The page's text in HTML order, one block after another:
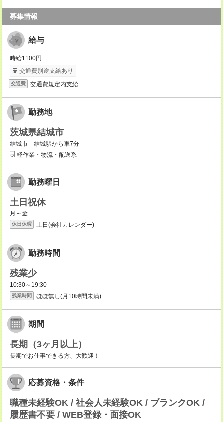
募集情報
給与
時給1100円
交通費別途支給あり
交通費 交通費規定内支給
勤務地
茨城県結城市
結城市 結城駅から車7分
軽作業・物流・配送系
勤務曜日
土日祝休
月～金
休日休暇 土日(会社カレンダー)
勤務時間
残業少
10:30～19:30
残業時間 ほぼ無し(月10時間未満)
期間
長期（3ヶ月以上）
長期でお仕事できる方、大歓迎！
応募資格・条件
職種未経験OK / 社会人未経験OK / ブランクOK /
履歴書不要 / WEB登録・面接OK